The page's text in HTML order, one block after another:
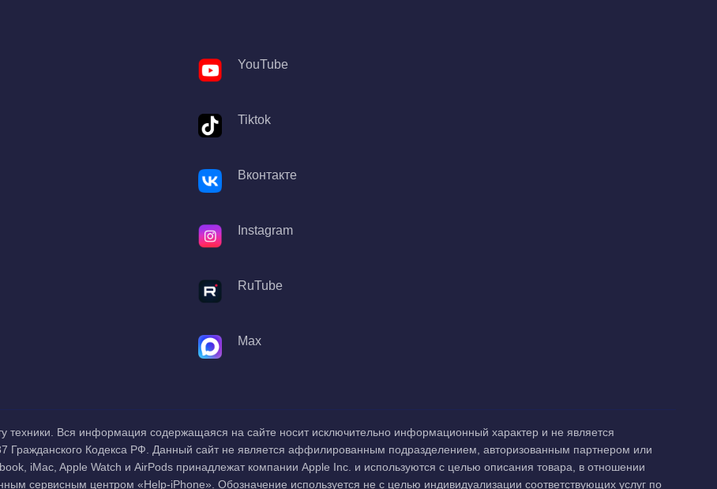
YouTube
Tiktok
Вконтакте
Instagram
RuTube
Max
техники. Вся информация содержащаяся на сайте носит исключительно информационный характер и не является
Гражданского Кодекса РФ. Данный сайт не является аффилированным подразделением, авторизованным партнером или
iMac, Apple Watch и AirPods принадлежат компании Apple Inc. и используются с целью описания товара, в отношении
сервисным центром «Help-iPhone». Обозначение используется не с целью индивидуализации соответствующих услуг по